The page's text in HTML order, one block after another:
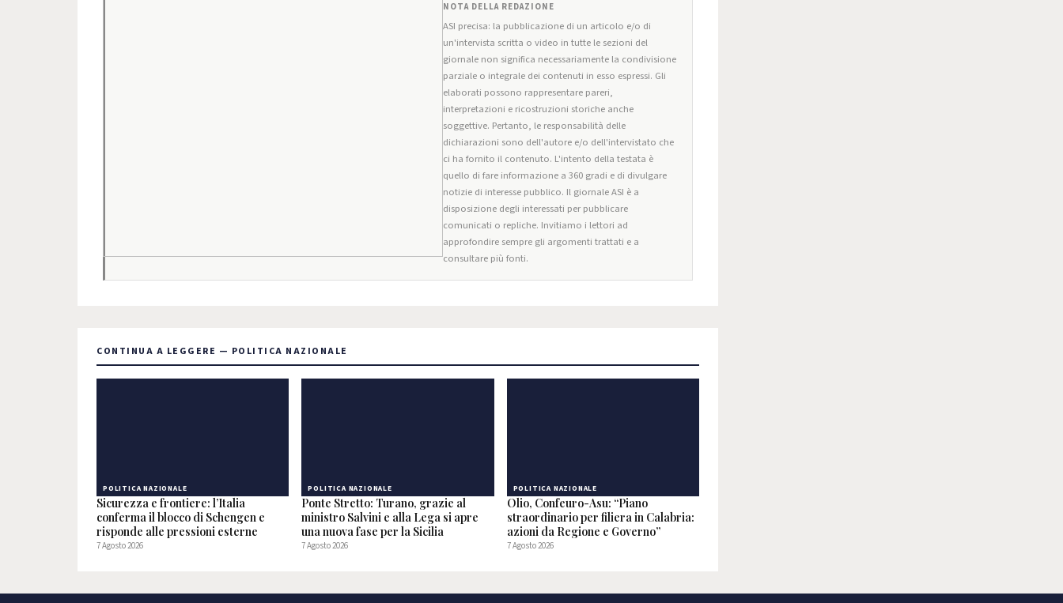
NOTA DELLA REDAZIONE
ASI precisa: la pubblicazione di un articolo e/o di
un'intervista scritta o video in tutte le sezioni del
giornale non significa necessariamente la condivisione
parziale o integrale dei contenuti in esso espressi. Gli
elaborati possono rappresentare pareri,
interpretazioni e ricostruzioni storiche anche
soggettive. Pertanto, le responsabilità delle
dichiarazioni sono dell'autore e/o dell'intervistato che
ci ha fornito il contenuto. L'intento della testata è
quello di fare informazione a 360 gradi e di divulgare
notizie di interesse pubblico. Il giornale ASI è a
disposizione degli interessati per pubblicare
comunicati o repliche. Invitiamo i lettori ad
approfondire sempre gli argomenti trattati e a
consultare più fonti.
CONTINUA A LEGGERE — POLITICA NAZIONALE
POLITICA NAZIONALE
Sicurezza e frontiere: l’Italia
conferma il blocco di Schengen e
risponde alle pressioni esterne
7 Agosto 2026
POLITICA NAZIONALE
Ponte Stretto: Turano, grazie al
ministro Salvini e alla Lega si apre
una nuova fase per la Sicilia
7 Agosto 2026
POLITICA NAZIONALE
Olio, Confeuro-Asu: “Piano
straordinario per filiera in Calabria:
azioni da Regione e Governo”
7 Agosto 2026